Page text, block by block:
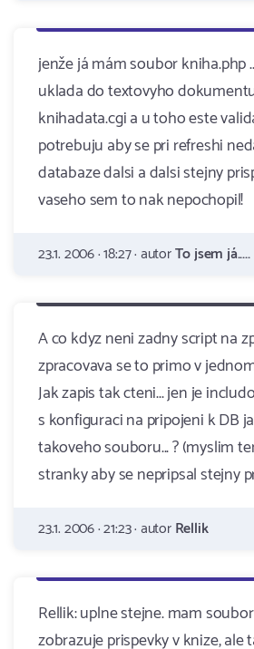
jenže já mám soubor kniha.php
uklada do textovyho
knihadata.cgi a u toho este
potrebuju aby se pri refreshi
databaze dalsi a dalsi stejny
vaseho sem to nak nepochopil!
23.1. 2006 · 18:27 · autorTo jsem já.....
A co kdyz neni zadny script na
zpracovava se to primo v
Jak zapis tak cteni... jen je
s konfiguraci na pripojeni k DB
takoveho souboru... ? (myslim
stranky aby se nepripsal stejny
23.1. 2006 · 21:23 · autorRellik
Rellik: uplne stejne. mam
zobrazuje prispevky v knize, ale